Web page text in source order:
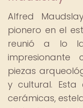
Alfred
pionero en el
reunió a lo
piezas
y cultural. Esta
cerámicas,